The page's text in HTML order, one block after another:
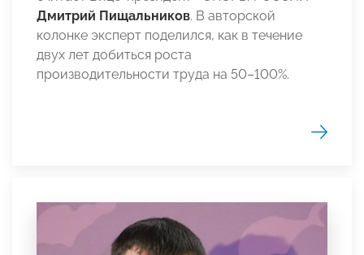
Дмитрий Пищальников. В авторской
колонке эксперт поделился, как в течение
двух лет добиться роста
производительности труда на 50–100%.